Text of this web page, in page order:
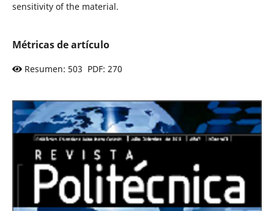
sensitivity of the material.
Métricas de artículo
Resumen: 503 PDF: 270